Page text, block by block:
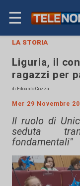
☰
la storia
Liguria, il
ragazzi per
di Edoardo Cozza
Mer 29 Novembre
Il ruolo di
seduta
fondamentali"